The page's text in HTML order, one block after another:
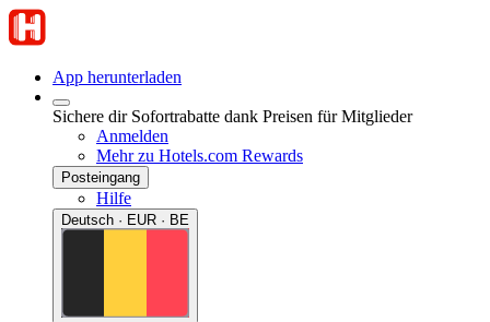
App herunterladen
Sichere dir Sofortrabatte dank Preisen für Mitglieder
Anmelden
Mehr zu Hotels.com Rewards
Posteingang
Hilfe
Deutsch · EUR · BE